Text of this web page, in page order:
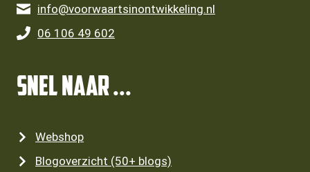
info@voorwaartsinontwikkeling.nl
06 106 49 602
SNEL NAAR ...
Webshop
Blogoverzicht (50+ blogs)